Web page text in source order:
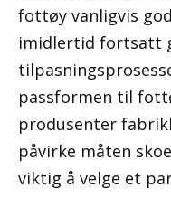
fottøy vanligvis
imidlertid fortsatt
passformen til
produsenter
påvirke måten
viktig å velge et